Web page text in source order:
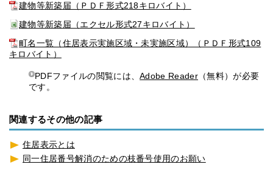
建物等新築届（ＰＤＦ形式218キロバイト）
建物等新築届（エクセル形式27キロバイト）
町名一覧（住居表示実施区域・未実施区域）（ＰＤＦ形式109
キロバイト）
PDFファイルの閲覧には、Adobe Reader （無料）が必要
です。
関連するその他の記事
住居表示とは
同一住居番号解消のための枝番号使用のお願い